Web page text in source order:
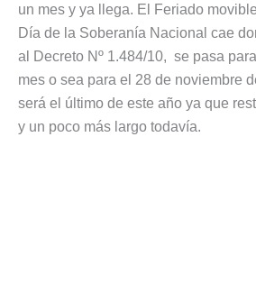
un mes y ya llega. El Feriado
Día de la Soberanía Nacional cae
al Decreto Nº 1.484/10, se pasa
mes o sea para el 28 de noviembre
será el último de este año ya que
y un poco más largo todavía.